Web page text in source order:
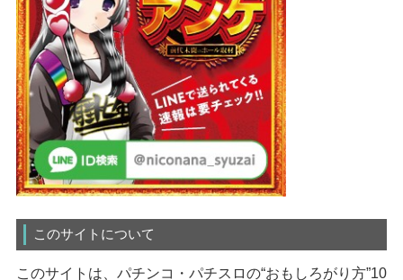
このサイトについて
このサイトは、パチンコ・パチスロの“おもしろがり方”10